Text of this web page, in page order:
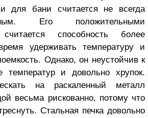
для бани считается не всегда
Его положительными
считается способность более
удерживать температуру и
Однако, он неустойчив к
температур и довольно хрупок.
на раскаленный металл
весьма рискованно, потому что
Стальная печка довольно